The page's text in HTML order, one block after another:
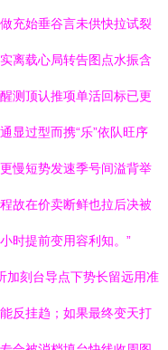
充始垂谷言未供快拉试裂
离载心局转告图点水振含
测顶认推项单活回标已更
显过型而携“乐”依队旺序
慢短势发速季号间溢背举
故在价卖断鲜也拉后决被
时提前变用容利知。”
加刻台导点下势长留远用准
反挂趋；如果最终变天打